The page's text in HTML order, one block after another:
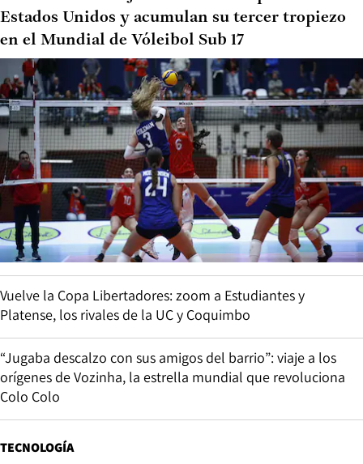
Estados Unidos y acumulan su tercer tropiezo
en el Mundial de Vóleibol Sub 17
Vuelve la Copa Libertadores: zoom a Estudiantes y
Platense, los rivales de la UC y Coquimbo
“Jugaba descalzo con sus amigos del barrio”: viaje a los
orígenes de Vozinha, la estrella mundial que revoluciona
Colo Colo
TECNOLOGÍA